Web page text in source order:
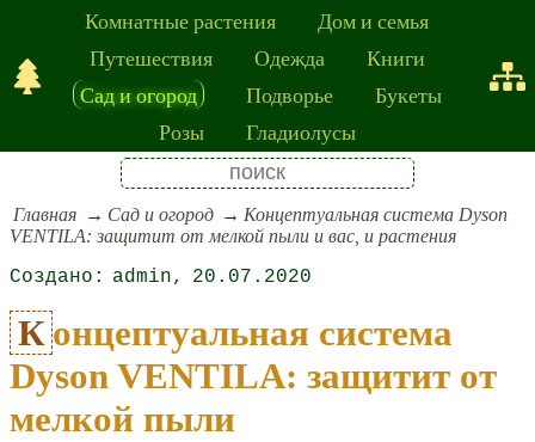
Комнатные растения
Дом и семья
Путешествия
Одежда
Книги
Сад и огород
Подворье
Букеты
Розы
Гладиолусы
Главная Сад и огород
Концептуальная система Dyson
VENTILA: защитит от мелкой пыли и вас, и растения
admin 20.07.2020
Концептуальная система
Dyson VENTILA: защитит от
мелкой пыли